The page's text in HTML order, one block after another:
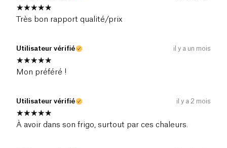
Très bon rapport qualité/prix
Utilisateur vérifié il y a un mois
Mon préféré !
Utilisateur vérifié il y a 2 mois
À avoir dans son frigo, surtout par ces chaleurs.